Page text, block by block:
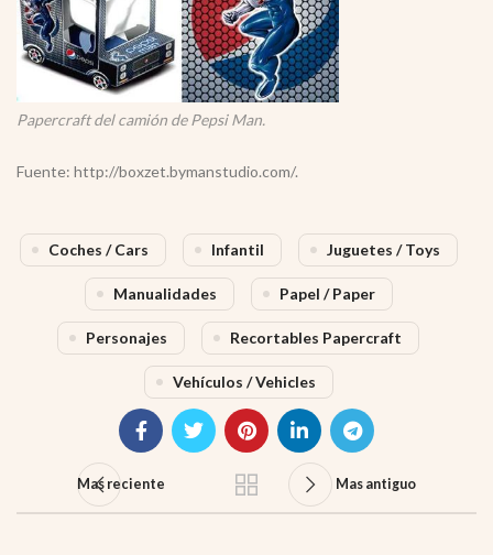
Papercraft del camión de Pepsi Man.
Fuente: http://boxzet.bymanstudio.com/.
Coches / Cars Infantil Juguetes / Toys
Manualidades Papel / Paper
Personajes Recortables Papercraft
Vehículos / Vehicles
Mas reciente Mas antiguo